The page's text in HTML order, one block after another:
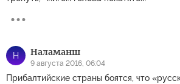
Н Наламанш
9 августа 2016, 06:04
Прибалтийские страны боятся, что